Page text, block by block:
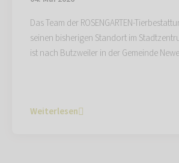
Das Team der ROSENGARTEN-
seinen bisherigen Standort im
ist nach Butzweiler in der Gemeinde
Weiterlesen